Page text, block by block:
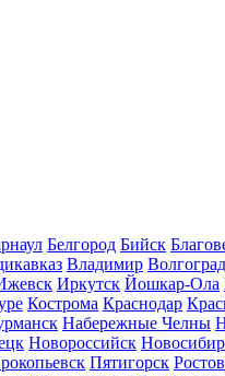
Белгород Бийск
Владимир Волгоград
Иркутск Йошкар-Ола
Кострома Краснодар
Набережные Челны
Новороссийск
Пятигорск